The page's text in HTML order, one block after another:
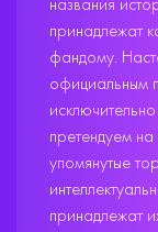
названия
принадлежат
фандому.
официальным
претендуем
упомянутые
принадлежат